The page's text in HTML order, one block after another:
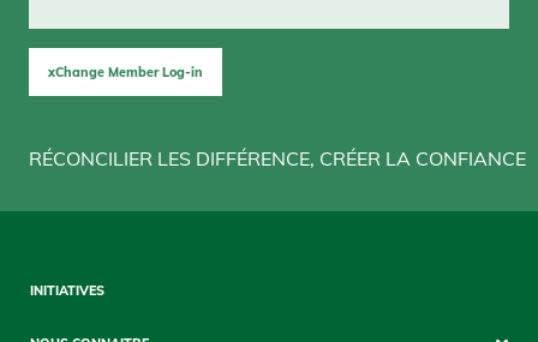
xChange Member Log-in
RÉCONCILIER LES DIFFÉRENCE, CRÉER LA CONFIANCE
Sitemap
INITIATIVES